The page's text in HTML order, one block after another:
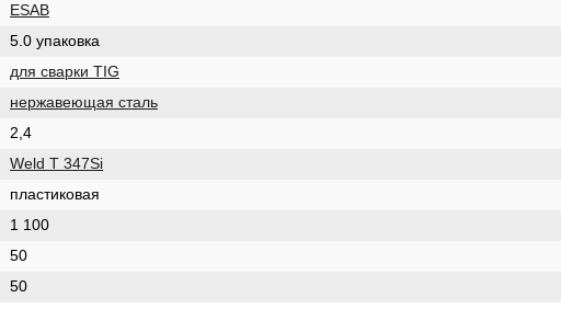
ESAB
5.0 упаковка
для сварки TIG
нержавеющая сталь
2,4
Weld T 347Si
пластиковая
1 100
50
50